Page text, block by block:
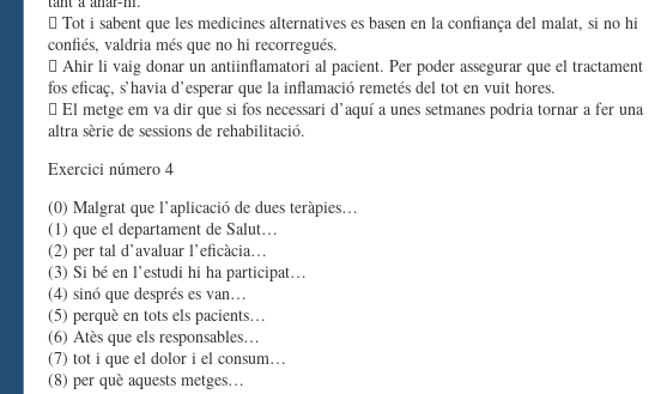
 Tot i sabent que les medicines alternatives es basen en la confiança del malat, si no hi
confiés, valdria més que no hi recorregués.
 Ahir li vaig donar un antiinflamatori al pacient. Per poder assegurar que el tractament
fos eficaç, s’havia d’esperar que la inflamació remetés del tot en vuit hores.
 El metge em va dir que si fos necessari d’aquí a unes setmanes podria tornar a fer una
altra sèrie de sessions de rehabilitació.
Exercici número 4
(0) Malgrat que l’aplicació de dues teràpies…
(1) que el departament de Salut…
(2) per tal d’avaluar l’eficàcia…
(3) Si bé en l’estudi hi ha participat…
(4) sinó que després es van…
(5) perquè en tots els pacients…
(6) Atès que els responsables…
(7) tot i que el dolor i el consum…
(8) per què aquests metges…